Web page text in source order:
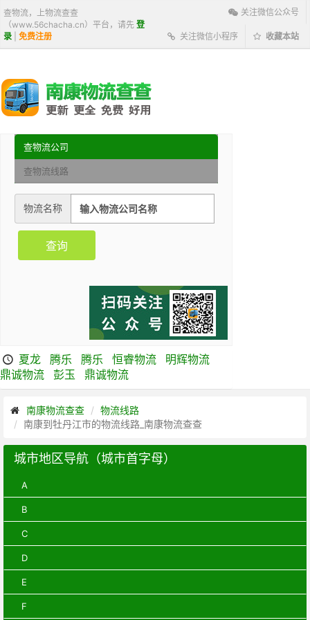
查物流，上物流查查
（www.56chacha.cn）平台，请先 登
录
免费注册
关注微信公众号
关注微信小程序 收藏本站
查物流公司
查物流线路
物流名称
夏龙 腾乐 腾乐 恒睿物流
明辉物流
鼎诚物流
彭玉 鼎诚物流
南康物流查查
物流线路
南康到牡丹江市的物流线路_南康物流查查
城市地区导航（城市首字母）
A
B
C
D
E
F